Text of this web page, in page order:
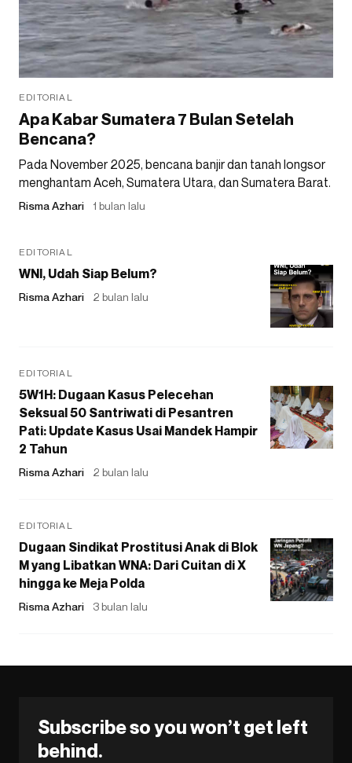
EDITORIAL
Apa Kabar Sumatera 7 Bulan Setelah
Bencana?
Pada November 2025, bencana banjir dan tanah longsor
menghantam Aceh, Sumatera Utara, dan Sumatera Barat.
Risma Azhari 1 bulan lalu
EDITORIAL
WNI, Udah Siap Belum?
Risma Azhari 2 bulan lalu
EDITORIAL
5W1H: Dugaan Kasus Pelecehan
Seksual 50 Santriwati di Pesantren
Pati: Update Kasus Usai Mandek Hampir
2 Tahun
Risma Azhari 2 bulan lalu
EDITORIAL
Dugaan Sindikat Prostitusi Anak di Blok
M yang Libatkan WNA: Dari Cuitan di X
hingga ke Meja Polda
Risma Azhari 3 bulan lalu
Subscribe so you won’t get left
behind.